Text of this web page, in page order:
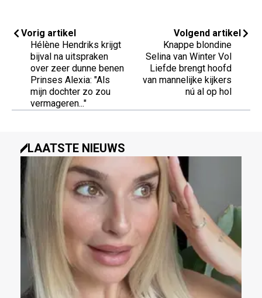
Vorig artikel
Hélène Hendriks krijgt
bijval na uitspraken
over zeer dunne benen
Prinses Alexia: "Als
mijn dochter zo zou
vermageren..."
Volgend artikel
Knappe blondine
Selina van Winter Vol
Liefde brengt hoofd
van mannelijke kijkers
nú al op hol
LAATSTE NIEUWS